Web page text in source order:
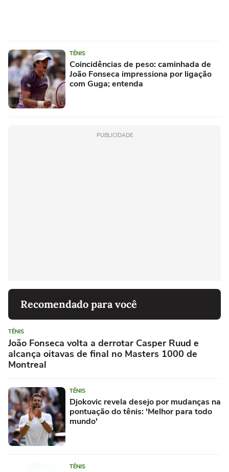
TÊNIS
Coincidências de peso: caminhada de
João Fonseca impressiona por ligação
com Guga; entenda
PUBLICIDADE
Recomendado para você
TÊNIS
João Fonseca volta a derrotar Casper Ruud e
alcança oitavas de final no Masters 1000 de
Montreal
TÊNIS
Djokovic revela desejo por mudanças na
pontuação do tênis: 'Melhor para todo
mundo'
TÊNIS